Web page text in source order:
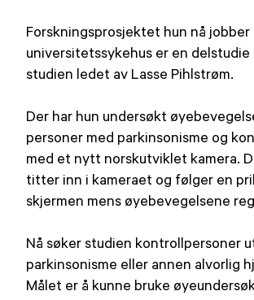
Forskningsprosjektet hun nå jobber
universitetssykehus er en delstudie
studien ledet av Lasse Pihlstrøm.
Der har hun undersøkt
personer med parkinsonisme og
med et nytt norskutviklet kamera.
titter inn i kameraet og følger en
skjermen mens øyebevegelsene
Nå søker studien kontrollpersoner
parkinsonisme eller annen alvorlig
Målet er å kunne bruke